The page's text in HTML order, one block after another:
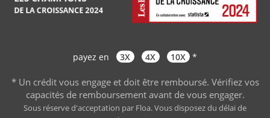
payez en 3X 4X 10X *
* Un crédit vous engage et doit être remboursé. Vérifiez vos
capacités de remboursement avant de vous engager.
Sous réserve d'acceptation par Floa. Vous disposez du délai de